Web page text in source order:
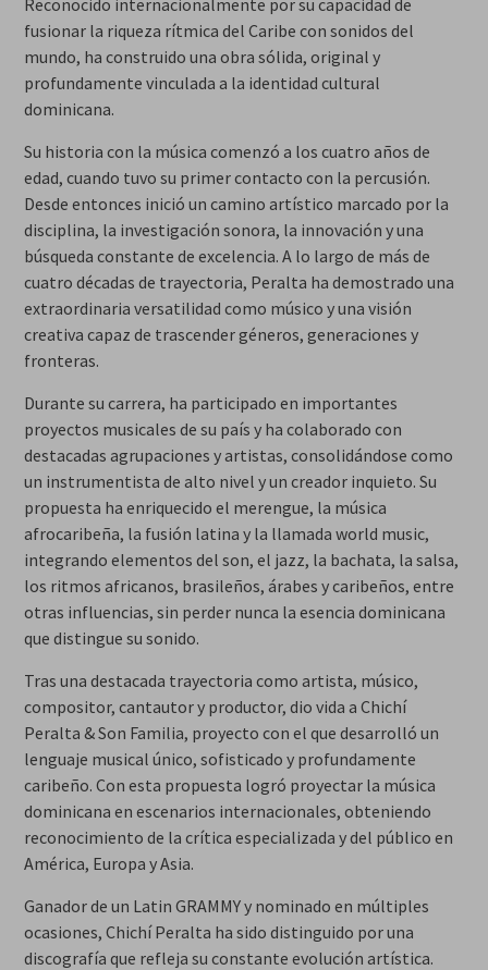
fusionar la riqueza rítmica del Caribe con sonidos del
mundo, ha construido una obra sólida, original y
profundamente vinculada a la identidad cultural
dominicana.
Su historia con la música comenzó a los cuatro años de
edad, cuando tuvo su primer contacto con la percusión.
Desde entonces inició un camino artístico marcado por la
disciplina, la investigación sonora, la innovación y una
búsqueda constante de excelencia. A lo largo de más de
cuatro décadas de trayectoria, Peralta ha demostrado una
extraordinaria versatilidad como músico y una visión
creativa capaz de trascender géneros, generaciones y
fronteras.
Durante su carrera, ha participado en importantes
proyectos musicales de su país y ha colaborado con
destacadas agrupaciones y artistas, consolidándose como
un instrumentista de alto nivel y un creador inquieto. Su
propuesta ha enriquecido el merengue, la música
afrocaribeña, la fusión latina y la llamada world music,
integrando elementos del son, el jazz, la bachata, la salsa,
los ritmos africanos, brasileños, árabes y caribeños, entre
otras influencias, sin perder nunca la esencia dominicana
que distingue su sonido.
Tras una destacada trayectoria como artista, músico,
compositor, cantautor y productor, dio vida a Chichí
Peralta & Son Familia, proyecto con el que desarrolló un
lenguaje musical único, sofisticado y profundamente
caribeño. Con esta propuesta logró proyectar la música
dominicana en escenarios internacionales, obteniendo
reconocimiento de la crítica especializada y del público en
América, Europa y Asia.
Ganador de un Latin GRAMMY y nominado en múltiples
ocasiones, Chichí Peralta ha sido distinguido por una
discografía que refleja su constante evolución artística.